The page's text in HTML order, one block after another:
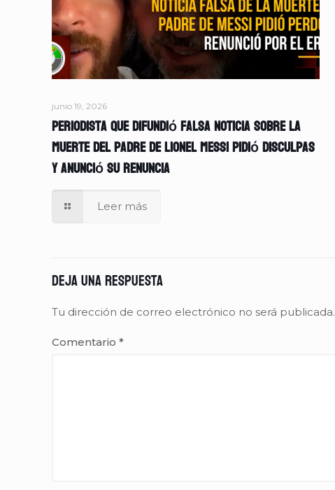
junio 19, 2026
Periodista que difundió falsa noticia sobre la
muerte del padre de Lionel Messi pidió disculpas
y anunció su renuncia
Leer más
Deja una respuesta
Tu dirección de correo electrónico no será publicada.
Comentario *